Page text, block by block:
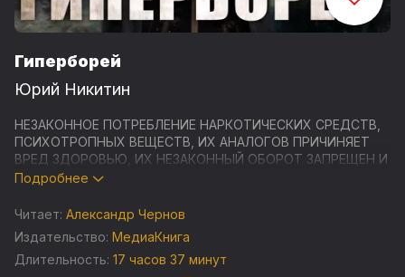
Гиперборей
Юрий Никитин
НЕЗАКОННОЕ ПОТРЕБЛЕНИЕ НАРКОТИЧЕСКИХ СРЕДСТВ,
ПСИХОТРОПНЫХ ВЕЩЕСТВ, ИХ АНАЛОГОВ ПРИЧИНЯЕТ
ВРЕД ЗДОРОВЬЮ, ИХ НЕЗАКОННЫЙ ОБОРОТ ЗАПРЕЩЕН И
ВЛЕЧЕТ УСТАНОВЛЕННУЮ ЗАКОНОДАТЕЛЬСТВОМ
Студия «МедиаКнига» представляет аудиокнигу мэтра
российской фэнтези и фантастики Юрия Никитина
"Гиперборей" - одиннадцатую в культовой серии "Трое
Подробнее
Читает: Александр Чернов
Издательство: МедиаКнига
Длительность: 17 часов 37 минут